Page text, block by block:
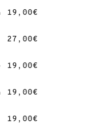
19,00€
27,00€
19,00€
19,00€
19,00€